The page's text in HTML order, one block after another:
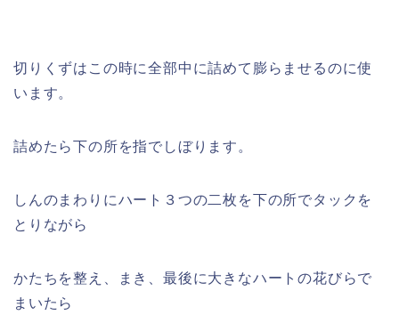
切りくずはこの時に全部中に詰めて膨らませるのに使
います。
詰めたら下の所を指でしぼります。
しんのまわりにハート３つの二枚を下の所でタックを
とりながら
かたちを整え、まき、最後に大きなハートの花びらで
まいたら